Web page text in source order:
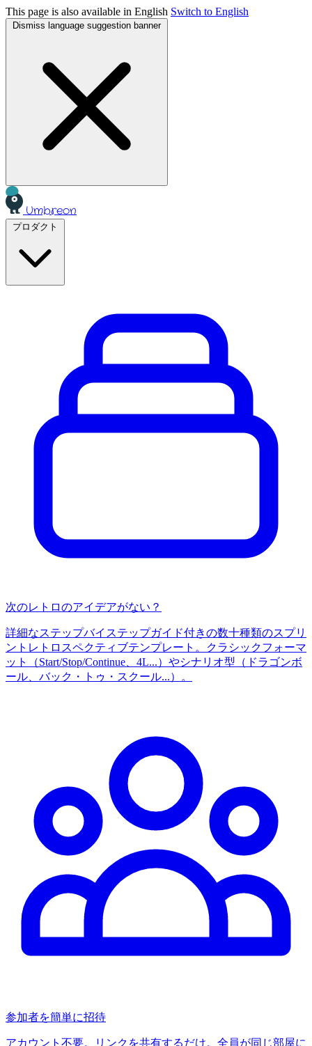
This page is also available in English Switch to English
Dismiss language suggestion banner
Umbreon
次のレトロのアイデアがない？
詳細なステップバイステップガイド付きの数十種類のスプリ
ントレトロスペクティブテンプレート。クラシックフォーマ
ット（Start/Stop/Continue、4L...）やシナリオ型（ドラゴンボ
ール、バック・トゥ・スクール...）。
参加者を簡単に招待
アカウント不要。リンクを共有するだけ。全員が同じ部屋に